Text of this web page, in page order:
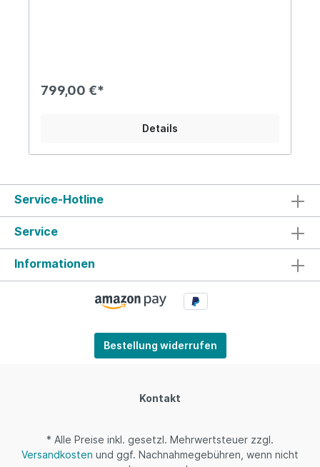
799,00 €*
Details
Service-Hotline
Service
Informationen
Bestellung widerrufen
Kontakt
* Alle Preise inkl. gesetzl. Mehrwertsteuer zzgl.
Versandkosten und ggf. Nachnahmegebühren, wenn nicht